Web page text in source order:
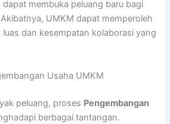
membuka peluang baru bagi
UMKM dapat memperoleh
dan kesempatan kolaborasi yang
Usaha UMKM
peluang, proses Pengembangan
berbagai tantangan.